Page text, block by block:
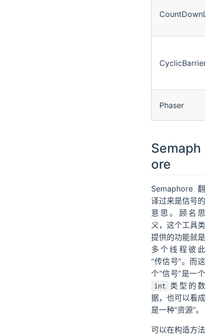
CyclicBarrier
Phaser
Semaph
ore
Semaphore 翻
译过来是信号的
意思。顾名思
义，这个工具类
提供的功能就是
多个线程彼此
“传信号”。而这
个“信号”是一个
int
类型的数
据，也可以看成
是一种“资源”。
可以在构造方法